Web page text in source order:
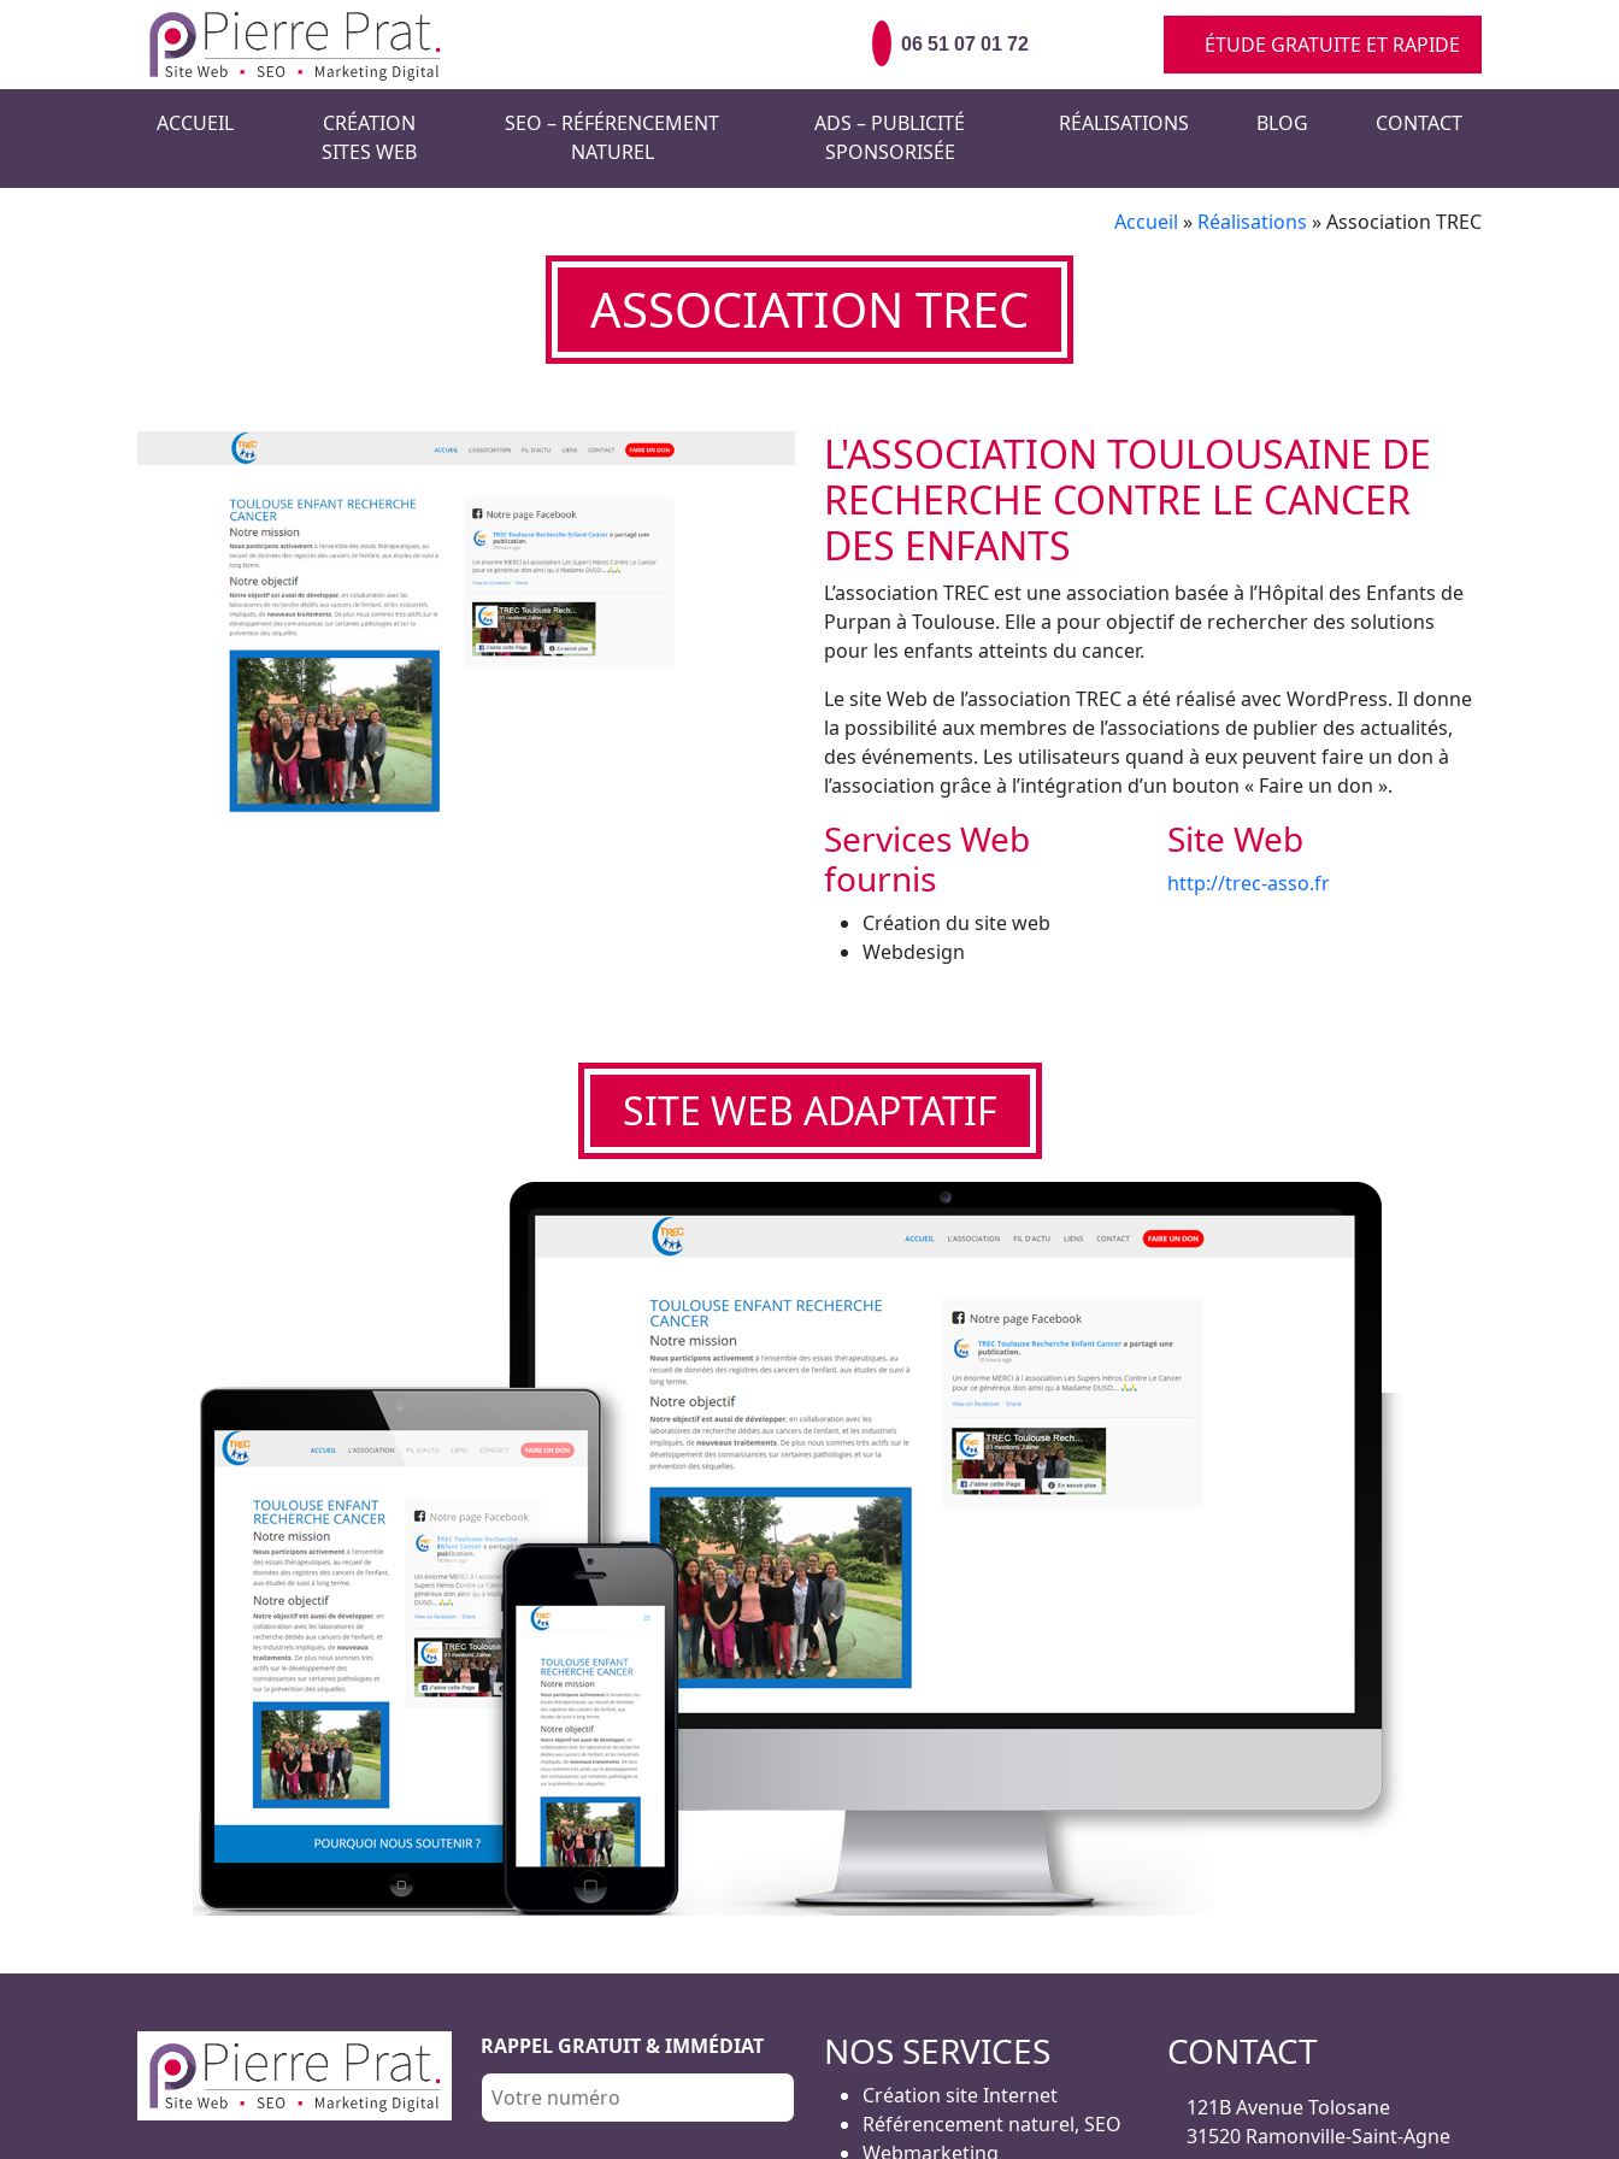
Skip to main content
06 51 07 01 72 ÉTUDE GRATUITE ET RAPIDE
ACCUEIL
CRÉATION
SITES WEB
SEO – RÉFÉRENCEMENT
NATUREL
ADS – PUBLICITÉ
SPONSORISÉE
RÉALISATIONS BLOG CONTACT
Accueil » Réalisations »Association TREC
ASSOCIATION TREC
L'ASSOCIATION TOULOUSAINE DE
RECHERCHE CONTRE LE CANCER
DES ENFANTS
L’association TREC est une association basée à l’Hôpital des Enfants de
Purpan à Toulouse. Elle a pour objectif de rechercher des solutions
pour les enfants atteints du cancer.
Le site Web de l’association TREC a été réalisé avec WordPress. Il donne
la possibilité aux membres de l’associations de publier des actualités,
des événements. Les utilisateurs quand à eux peuvent faire un don à
l’association grâce à l’intégration d’un bouton « Faire un don ».
Services Web
fournis
Création du site web
Webdesign
Site Web
http://trec-asso.fr
SITE WEB ADAPTATIF
RAPPEL GRATUIT & IMMÉDIAT NOS SERVICES
Création site Internet
Référencement naturel, SEO
Webmarketing
CONTACT
121B Avenue Tolosane
31520 Ramonville-Saint-Agne